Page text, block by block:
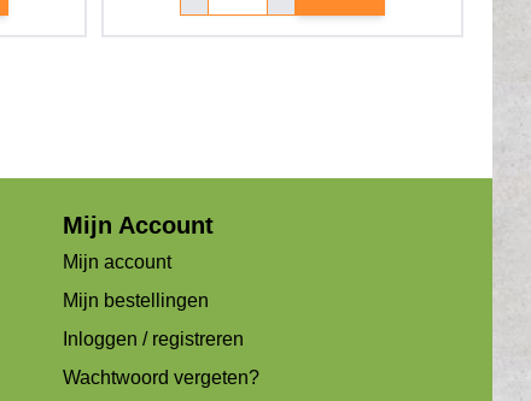
Mijn Account
Mijn account
Mijn bestellingen
Inloggen / registreren
Wachtwoord vergeten?